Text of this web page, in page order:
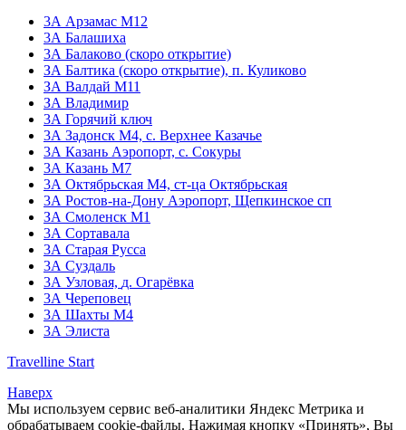
3А Арзамас М12
3А Балашиха
3А Балаково (скоро открытие)
ЗА Балтика (скоро открытие), п. Куликово
ЗА Валдай M11
ЗА Владимир
3А Горячий ключ
3А Задонск М4, с. Верхнее Казачье
3А Казань Аэропорт, с. Сокуры
3А Казань М7
3А Октябрьская М4, ст-ца Октябрьская
3А Ростов-на-Дону Аэропорт, Щепкинское сп
ЗА Смоленск М1
3А Сортавала
3А Старая Русса
3А Суздаль
3А Узловая, д. Огарёвка
3А Череповец
3А Шахты М4
3А Элиста
Travelline Start
Наверх
Мы используем сервис веб-аналитики Яндекс Метрика и
обрабатываем cookie-файлы. Нажимая кнопку «Принять», Вы